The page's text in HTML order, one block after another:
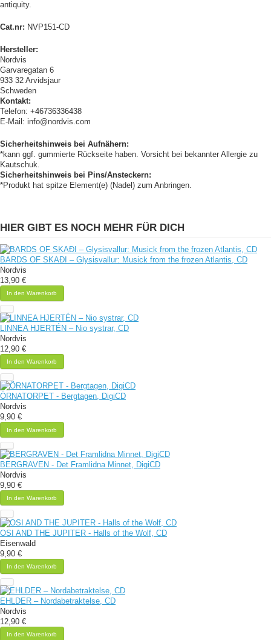
antiquity.
Cat.nr: NVP151-CD
Hersteller:
Nordvis
Garvaregatan 6
933 32 Arvidsjaur
Schweden
Kontakt:
Telefon: +46736336438
E-Mail: info@nordvis.com
Sicherheitshinweis bei Aufnähern:
*kann ggf. gummierte Rückseite haben. Vorsicht bei bekannter Allergie zu
Kautschuk.
Sicherheitshinweis bei Pins/Ansteckern:
*Produkt hat spitze Element(e) (Nadel) zum Anbringen.
HIER GIBT ES NOCH MEHR FÜR DICH
BARDS OF SKAÐI – Glysisvallur: Musick from the frozen Atlantis, CD
Nordvis
13,90 €
In den Warenkorb
LINNEA HJERTÉN – Nio systrar, CD
Nordvis
12,90 €
In den Warenkorb
ÖRNATORPET - Bergtagen, DigiCD
Nordvis
9,90 €
In den Warenkorb
BERGRAVEN - Det Framlidna Minnet, DigiCD
Nordvis
9,90 €
In den Warenkorb
OSI AND THE JUPITER - Halls of the Wolf, CD
Eisenwald
9,90 €
In den Warenkorb
EHLDER – Nordabetraktelse, CD
Nordvis
12,90 €
In den Warenkorb